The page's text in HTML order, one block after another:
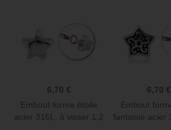
6,70 €
Embout forme étoile
acier 316L, à visser 1,2
6,70 €
Embout
fantaisie acier